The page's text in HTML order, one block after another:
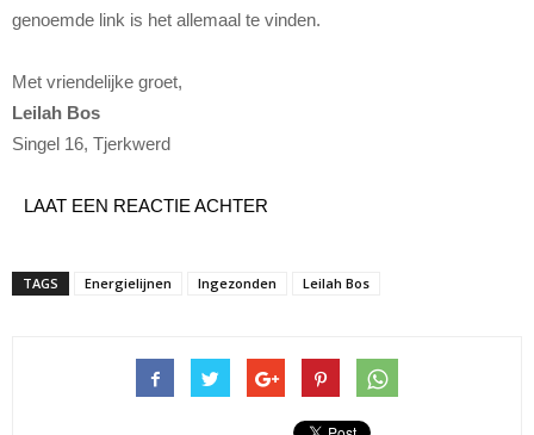
genoemde link is het allemaal te vinden.
Met vriendelijke groet,
Leilah Bos
Singel 16, Tjerkwerd
LAAT EEN REACTIE ACHTER
TAGS Energielijnen Ingezonden Leilah Bos